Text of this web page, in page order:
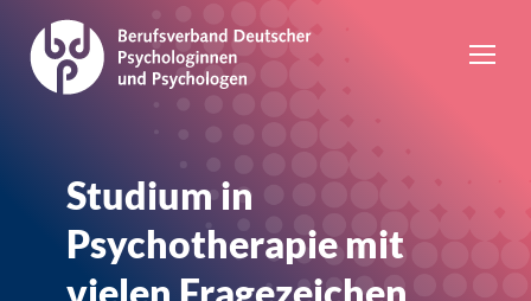
Studium in
Psychotherapie mit